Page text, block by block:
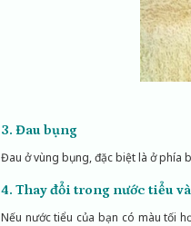
3. Đau bụng
Đau ở vùng bụng, đặc biệt là ở phía
4. Thay đổi trong nước tiểu
Nếu nước tiểu của bạn có màu tối